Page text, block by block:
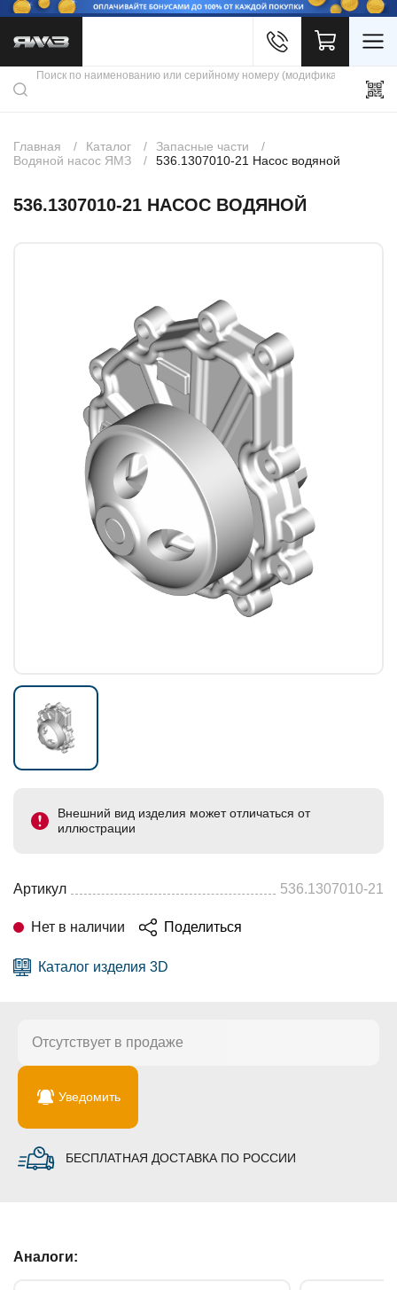
Каталог продукции
Скидки
Контакты
Главная Каталог
Запасные части
Водяной насос ЯМЗ
536.1307010-21 Насос водяной
536.1307010-21 НАСОС ВОДЯНОЙ
Внешний вид изделия может отличаться от
иллюстрации
Артикул 536.1307010-21
Нет в наличии Поделиться
Каталог изделия 3D
Отсутствует в продаже
Уведомить
БЕСПЛАТНАЯ ДОСТАВКА ПО РОССИИ
Аналоги: